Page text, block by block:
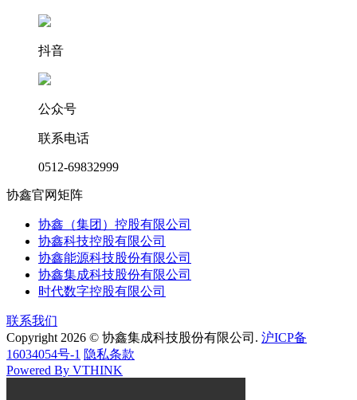
抖音
公众号
联系电话
0512-69832999
协鑫官网矩阵
协鑫（集团）控股有限公司
协鑫科技控股有限公司
协鑫能源科技股份有限公司
协鑫集成科技股份有限公司
时代数字控股有限公司
联系我们
Copyright 2026 © 协鑫集成科技股份有限公司. 沪ICP备
16034054号-1 隐私条款
Powered By VTHINK